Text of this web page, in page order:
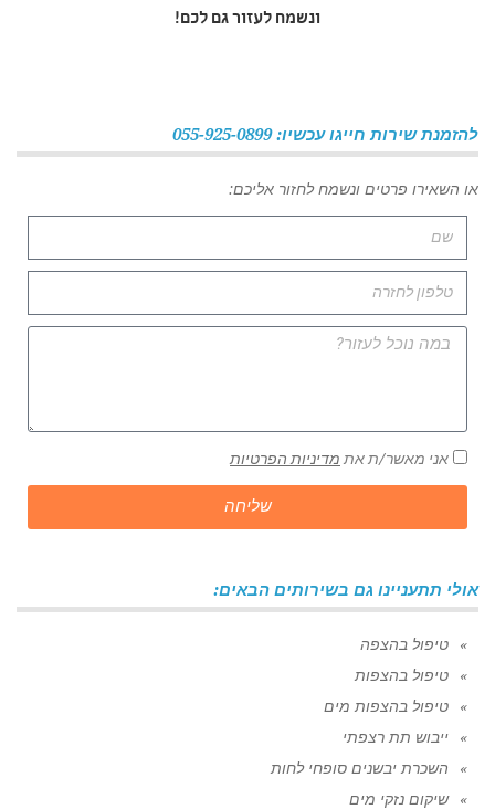
ונשמח לעזור גם לכם!
להזמנת שירות חייגו עכשיו: 055-925-0899
או השאירו פרטים ונשמח לחזור אליכם:
אני מאשר/ת את מדיניות הפרטיות
שליחה
אולי תתעניינו גם בשירותים הבאים:
טיפול בהצפה
טיפול בהצפות
טיפול בהצפות מים
ייבוש תת רצפתי
השכרת יבשנים סופחי לחות
שיקום נזקי מים